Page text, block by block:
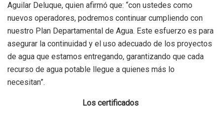
Aguilar Deluque, quien afirmó que: “con ustedes como
nuevos operadores, podremos continuar cumpliendo con
nuestro Plan Departamental de Agua. Este esfuerzo es para
asegurar la continuidad y el uso adecuado de los proyectos
de agua que estamos entregando, garantizando que cada
recurso de agua potable llegue a quienes más lo
necesitan”.
Los certificados